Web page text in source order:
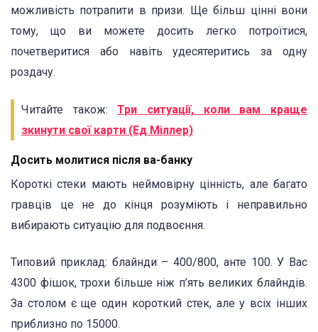
можливість потрапити в призи. Ще більш цінні вони
тому, що ви можете досить легко потроїтися,
почетверитися або навіть удесятеритись за одну
роздачу.
Читайте також:Три ситуації, коли вам краще
зкинути свої карти (Ед Міллер)
Досить молитися після ва-банку
Короткі стеки мають неймовірну цінність, але багато
гравців це не до кінця розуміють і неправильно
вибирають ситуацію для подвоєння.
Типовий приклад: блайнди – 400/800, анте 100. У Вас
4300 фішок, трохи більше ніж п’ять великих блайндів.
За столом є ще один короткий стек, але у всіх інших
приблизно по 15000.